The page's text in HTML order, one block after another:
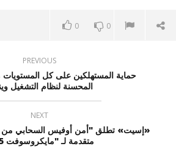
0 0
PREVIOUS
حماية المستهلكين على كل المستويات
المحسنة لنظام التشغيل
NEXT
«إسيت» تطلق "أمن أوفيس السحابي من
متقدمة لـ "مايكروسوفت 365"